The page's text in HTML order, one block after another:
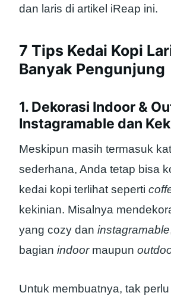
dan laris di artikel iReap ini.
7 Tips Kedai Kopi
Banyak Pengunjung
1. Dekorasi Indoor &
Instagramable dan
Meskipun masih termasuk
sederhana, Anda tetap bisa
kedai kopi terlihat seperti
kekinian. Misalnya
yang cozy dan instagramable
bagian indoormaupun
Untuk membuatnya, tak